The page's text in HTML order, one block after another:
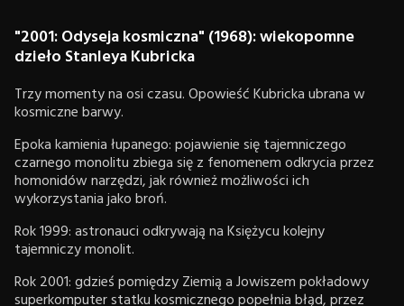
"2001: Odyseja kosmiczna" (1968): wiekopomne
dzieło Stanleya Kubricka
Trzy momenty na osi czasu. Opowieść Kubricka ubrana w
kosmiczne barwy.
Epoka kamienia łupanego: pojawienie się tajemniczego
czarnego monolitu zbiega się z fenomenem odkrycia przez
homonidów narzędzi, jak również możliwości ich
wykorzystania jako broń.
Rok 1999: astronauci odkrywają na Księżycu kolejny
tajemniczy monolit.
Rok 2001: gdzieś pomiędzy Ziemią a Jowiszem pokładowy
superkomputer statku kosmicznego popełnia błąd, przez